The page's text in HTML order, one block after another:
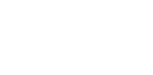
publicznych
opiniowania wniosków
Unii Europejskiej i/lub